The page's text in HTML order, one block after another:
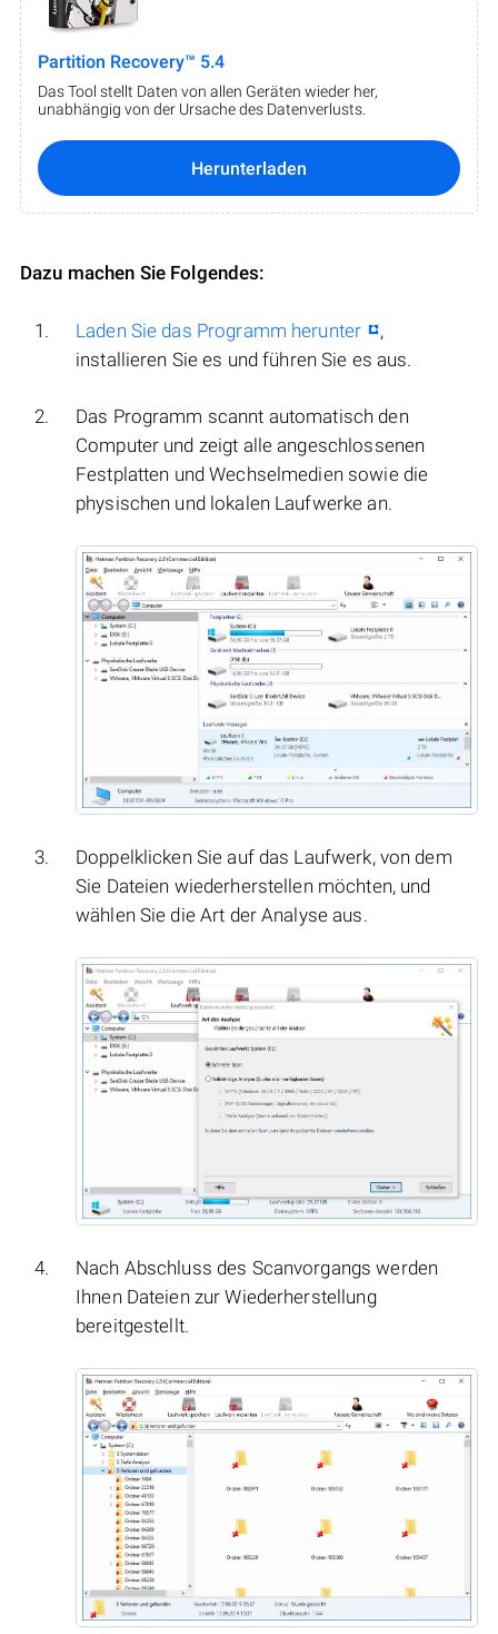
Partition Recovery™ 5.4
Das Tool stellt Daten von allen Geräten wieder her,
unabhängig von der Ursache des Datenverlusts.
Herunterladen
Dazu machen Sie Folgendes:
Laden Sie das Programm herunter
,
installieren Sie es und führen Sie es aus.
Das Programm scannt automatisch den
Computer und zeigt alle angeschlossenen
Festplatten und Wechselmedien sowie die
physischen und lokalen Laufwerke an.
Doppelklicken Sie auf das Laufwerk, von dem
Sie Dateien wiederherstellen möchten, und
wählen Sie die Art der Analyse aus.
Nach Abschluss des Scanvorgangs werden
Ihnen Dateien zur Wiederherstellung
bereitgestellt.